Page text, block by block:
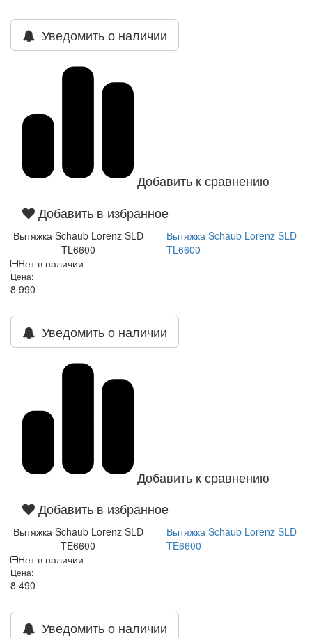
Уведомить о наличии
Добавить к сравнению
Добавить в избранное
Вытяжка Schaub Lorenz SLD
TL6600
Вытяжка Schaub Lorenz SLD
TL6600
Нет в наличии
Цена:
8 990
Уведомить о наличии
Добавить к сравнению
Добавить в избранное
Вытяжка Schaub Lorenz SLD
TE6600
Вытяжка Schaub Lorenz SLD
TE6600
Нет в наличии
Цена:
8 490
Уведомить о наличии